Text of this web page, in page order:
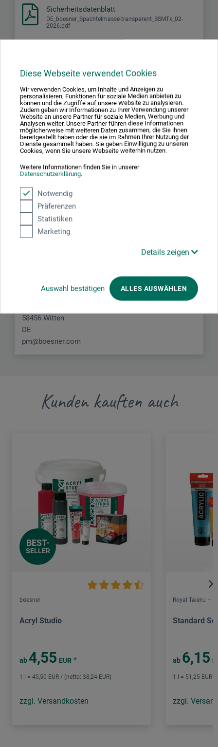
Diese Webseite verwendet Cookies
Wir verwenden Cookies, um Inhalte und Anzeigen zu
personalisieren, Funktionen für soziale Medien anbieten zu
können und die Zugriffe auf unsere Website zu analysieren.
Zudem geben wir Informationen zu Ihrer Verwendung unserer
Website an unsere Partner für soziale Medien, Werbung und
Analysen weiter. Unsere Partner führen diese Informationen
möglicherweise mit weiteren Daten zusammen, die Sie ihnen
bereitgestellt haben oder die sie im Rahmen Ihrer Nutzung der
Dienste gesammelt haben. Sie geben Einwilligung zu unseren
Cookies, wenn Sie unsere Webseite weiterhin nutzen.
Weitere Informationen finden Sie in unserer
Datenschutzerklärung.
Notwendig
Präferenzen
Statistiken
Marketing
Details zeigen
Auswahl bestätigen ALLES AUSWÄHLEN
Sicherheitsdatenblatt
DE_boesner_Spachtelmasse-transparent_BSMTx_02-
2026.pdf
Produktbewertungen (0)
Schreiben Sie die erste Bewertung zu diesem Produkt
Hersteller-Kontakt
Hier finden Sie die Kontaktdaten des Herstellers zu
boesner GmbH holding + innovations
58456 Witten
DE
pm@boesner.com
Kunden kauften auch
BEST-
SELLER
boesner
Acryl Studio
ab 4,55 EUR *
1 l = 45,50 EUR / (netto: 38,24 EUR)
zzgl. Versandkosten
Royal Talens –
Standard
ab 6,15
1 l = 51,25 EUR
zzgl.